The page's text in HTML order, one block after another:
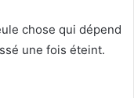
chose qui dépend
une fois éteint.